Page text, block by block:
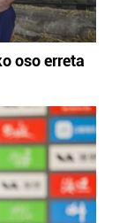
oso erreta